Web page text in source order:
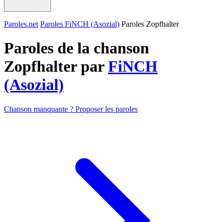
Paroles.net Paroles FiNCH (Asozial) Paroles Zopfhalter
Paroles de la chanson
Zopfhalter parFiNCH
(Asozial)
Chanson manquante ? Proposer les paroles